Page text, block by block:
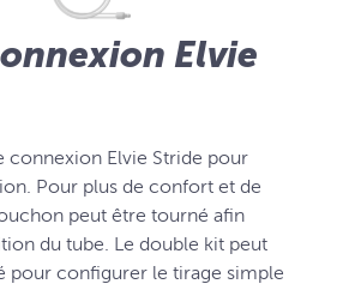
Elvie
connexion Elvie Stride pour
Pour plus de confort et de
peut être tourné afin
du tube. Le double kit peut
pour configurer le tirage simple